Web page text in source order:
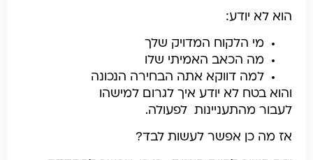
הוא לא יודע:
מי הלקוח המדויק שלך
מה הכאב האמיתי שלו
למה דווקא אתה הבחירה הנכונה
והוא בטח לא יודע איך לגרום למישהו
לעבור מהתעניינות לפעולה.
אז מה כן אפשר לעשות לבד?